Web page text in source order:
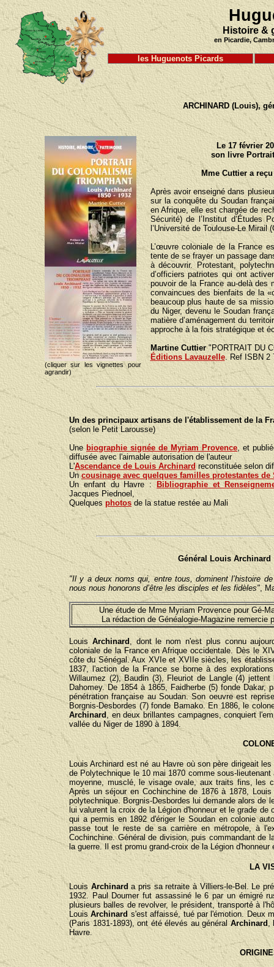
Histoire &
en Picardie,
les Huguenots Picards
ARCHINARD (Louis),
(cliquer sur les vignettes pour
agrandir)
Le 17 février
son livre
Mme Cuttier a
Après avoir enseigné dans
sur la conquête du Soudan
en Afrique, elle est chargée de
Sécurité) de l’Institut d’Études
l’Université de Toulouse-Le Mirail
L’œuvre coloniale de la France
tente de se frayer un passage
à découvrir. Protestant,
d’officiers patriotes qui ont
pouvoir de la France au-delà des
convaincues des bienfaits de la
beaucoup plus haute de sa
du Niger, devenu le Soudan
matière d’aménagement du
approche à la fois stratégique et
Martine Cuttier"PORTRAIT DU
Éditions Lavauzelle. Ref ISBN 2
Un des principaux artisans de l'établissement de la
(selon le Petit Larousse)
Une biographie signée de Myriam Provence, et
diffusée avec l'aimable autorisation de l'auteur
L'Ascendance de Louis Archinard reconstituée selon
Uncousinage avec quelques familles protestantes de
Un enfant du Havre : Bibliographie et
Jacques Piednoel,
Quelques photosde la statue restée au Mali
Général Louis Archinard
"Il y a deux noms qui, entre tous, dominent l’histoire
nous nous honorons d’être les disciples et les fidèles",
Une étude de Mme Myriam Provence pour Gé-
La rédaction de Généalogie-Magazine
LouisArchinard , dont le nom n'est plus connu
coloniale de la France en Afrique occidentale. Dès le
côte du Sénégal. Aux XVIe et XVIIe siècles, les
1837, l'action de la France se borne à des
Willaumez (2), Baudin (3), Fleuriot de Langle (4)
Dahomey. De 1854 à 1865, Faidherbe (5) fonde
pénétration française au Soudan. Son oeuvre est
Borgnis-Desbordes (7) fonde Bamako. En 1886, le
Archinard , en deux brillantes campagnes, conquiert
vallée du Niger de 1890 à 1894.
Louis Archinard est né au Havre où son père dirigeait
de Polytechnique le 10 mai 1870 comme sous-
moyenne, musclé, le visage ovale, aux traits fins, les
Après un séjour en Cochinchine de 1876 à 1878,
polytechnique. Borgnis-Desbordes lui demande alors de
lui valurent la croix de la Légion d'honneur et le grade
qui a permis en 1892 d'ériger le Soudan en colonie
passe tout le reste de sa carrière en métropole, à
Cochinchine. Général de division, puis commandant de
la guerre. Il est promu grand-croix de la Légion
LA
Louis Archinard a pris sa retraite à Villiers-le-Bel. Le
1932. Paul Doumer fut assassiné le 6 par un émigré
plusieurs balles de revolver, le président, transporté à
LouisArchinard s'est affaissé, tué par l'émotion. Deux
(Paris 1831-1893), ont été élevés au généralArchinard,
Havre.